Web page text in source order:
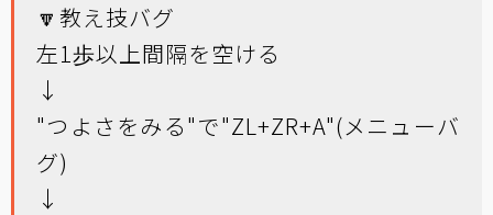
🔽教え技バグ
左1歩以上間隔を空ける
↓
"つよさをみる"で"ZL+ZR+A"(メニューバ
グ)
↓